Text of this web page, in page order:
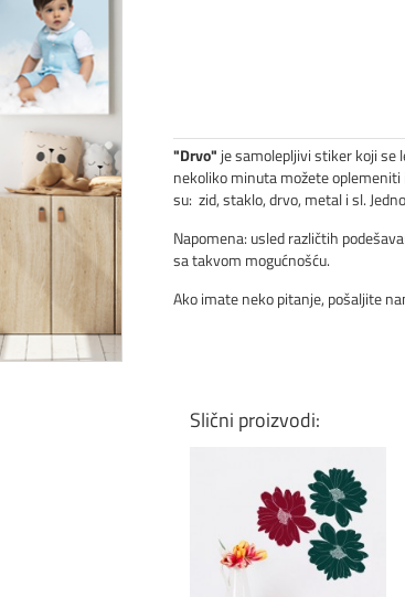
"Drvo" je samolepljivi stiker koji se
nekoliko minuta možete
su: zid, staklo, drvo, metal i sl.
Napomena: usled različtih
sa takvom mogućnošću.
Ako imate neko pitanje, pošaljite
Slični proizvodi:
Klikni za detalje